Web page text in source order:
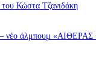
Κώστα Τζανιδάκη
άλμπουμ «ΑΙΘΕΡΑΣ »